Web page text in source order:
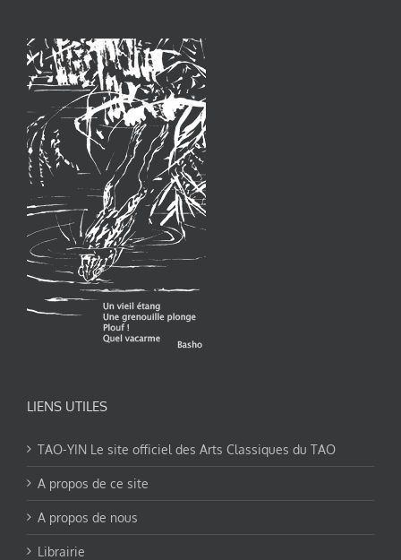
LIENS UTILES
TAO-YIN Le site officiel des Arts Classiques du TAO
A propos de ce site
A propos de nous
Librairie